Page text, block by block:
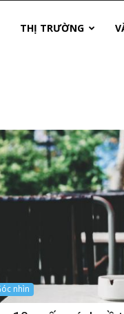
THỊ TRƯỜNG
nhìn